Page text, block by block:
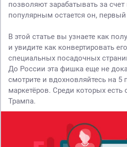
позволяют зарабатывать за
популярным остается он,
В этой статье вы узнаете как
и увидите как конвертировать
специальных посадочных
До России эта фишка еще не
смотрите и вдохновляйтесь на 5
маркетёров. Среди которых есть
Трампа.